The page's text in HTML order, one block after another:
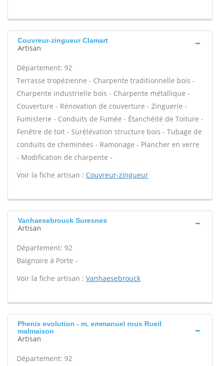
Couvreur-zingueur Clamart
Artisan
Département: 92
Terrasse tropézienne - Charpente traditionnelle bois -
Charpente industrielle bois - Charpente métallique -
Couverture - Rénovation de couverture - Zinguerie -
Fumisterie - Conduits de Fumée - Étanchéité de Toiture -
Fenêtre de toit - Surélévation structure bois - Tubage de
conduits de cheminées - Ramonage - Plancher en verre
- Modification de charpente -
Voir la fiche artisan : Couvreur-zingueur
Vanhaesebrouck Suresnes
Artisan
Département: 92
Baignoire à Porte -
Voir la fiche artisan : Vanhaesebrouck
Phenix evolution - m. emmanuel roux Rueil
malmaison
Artisan
Département: 92